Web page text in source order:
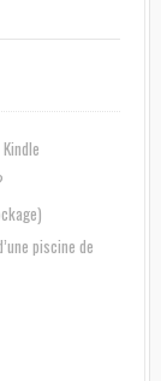
piscine de